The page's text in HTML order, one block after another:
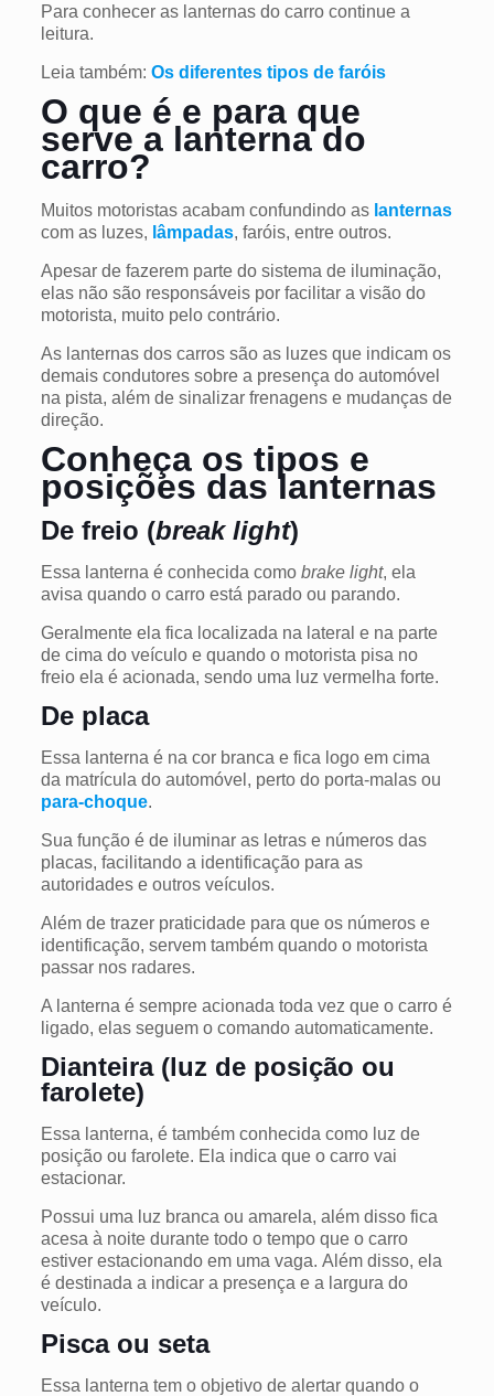
Para conhecer as lanternas do carro continue a
leitura.
Leia também: Os diferentes tipos de faróis
O que é e para que
serve a lanterna do
carro?
Muitos motoristas acabam confundindo as lanternas
com as luzes, lâmpadas, faróis, entre outros.
Apesar de fazerem parte do sistema de iluminação,
elas não são responsáveis por facilitar a visão do
motorista, muito pelo contrário.
As lanternas dos carros são as luzes que indicam os
demais condutores sobre a presença do automóvel
na pista, além de sinalizar frenagens e mudanças de
direção.
Conheça os tipos e
posições das lanternas
De freio (break light)
Essa lanterna é conhecida como brake light, ela
avisa quando o carro está parado ou parando.
Geralmente ela fica localizada na lateral e na parte
de cima do veículo e quando o motorista pisa no
freio ela é acionada, sendo uma luz vermelha forte.
De placa
Essa lanterna é na cor branca e fica logo em cima
da matrícula do automóvel, perto do porta-malas ou
para-choque.
Sua função é de iluminar as letras e números das
placas, facilitando a identificação para as
autoridades e outros veículos.
Além de trazer praticidade para que os números e
identificação, servem também quando o motorista
passar nos radares.
A lanterna é sempre acionada toda vez que o carro é
ligado, elas seguem o comando automaticamente.
Dianteira (luz de posição ou
farolete)
Essa lanterna, é também conhecida como luz de
posição ou farolete. Ela indica que o carro vai
estacionar.
Possui uma luz branca ou amarela, além disso fica
acesa à noite durante todo o tempo que o carro
estiver estacionando em uma vaga. Além disso, ela
é destinada a indicar a presença e a largura do
veículo.
Pisca ou seta
Essa lanterna tem o objetivo de alertar quando o